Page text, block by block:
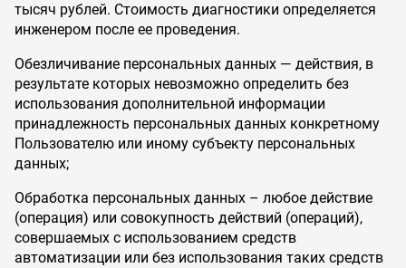
тысяч рублей. Стоимость диагностики определяется
инженером после ее проведения.
Обезличивание персональных данных — действия, в
результате которых невозможно определить без
использования дополнительной информации
принадлежность персональных данных конкретному
Пользователю или иному субъекту персональных
данных;
Обработка персональных данных – любое действие
(операция) или совокупность действий (операций),
совершаемых с использованием средств
автоматизации или без использования таких средств